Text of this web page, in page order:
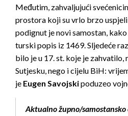
Međutim, zahvaljujući
prostora koji su vrlo brzo
podignut je novi samostan,
turski popis iz 1469. Sljedeće
bilo je u 17. st. koje je zahvatilo,
Sutjesku, nego i cijelu BiH:
je Eugen Savojskipoduzeo
Aktualno župno/samostansko